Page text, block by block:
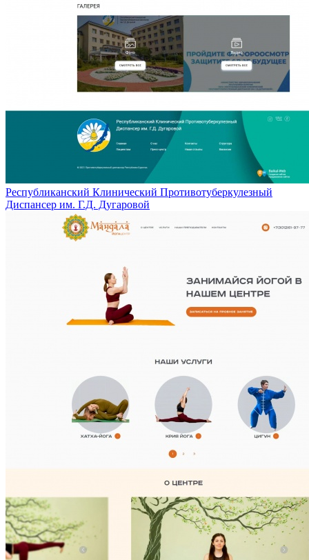
Республиканский Клинический Противотуберкулезный
Диспансер им. Г.Д. Дугаровой